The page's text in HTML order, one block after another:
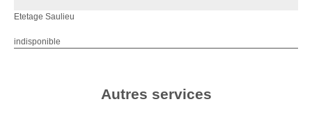
Etetage Saulieu
indisponible
Autres services